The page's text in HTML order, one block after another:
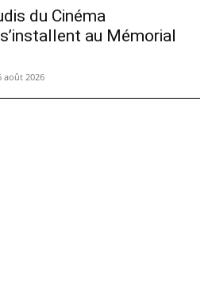
du Cinéma
au Mémorial
août 2026